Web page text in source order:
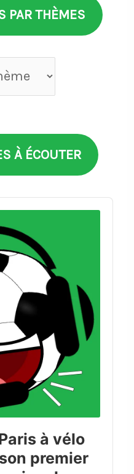
PAR THÈMES
À ÉCOUTER
à vélo
premier